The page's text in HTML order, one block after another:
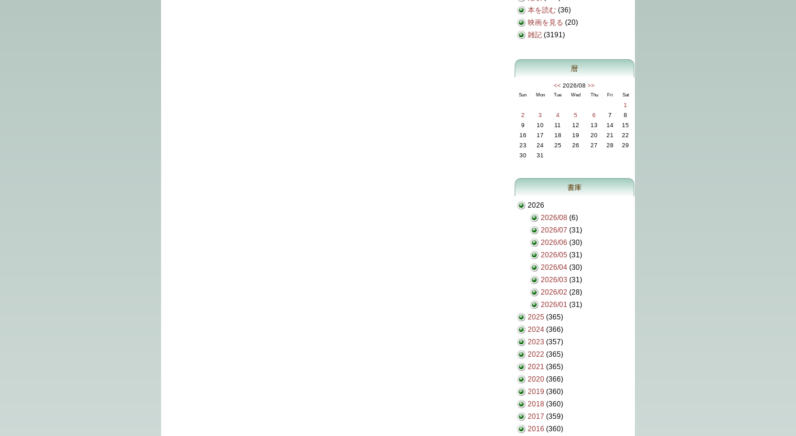
本を読む (36)
映画を見る (20)
雑記 (3191)
暦
<< 2026/08 >>
Sun Mon Tue Wed Thu Fri Sat
1
2
3 4 5 6 7
8
9
10 11 12 13 14
15
16
17 18 19 20 21
22
23
24 25 26 27 28
29
30
31
書庫
2026
2026/08 (6)
2026/07 (31)
2026/06 (30)
2026/05 (31)
2026/04 (30)
2026/03 (31)
2026/02 (28)
2026/01 (31)
2025 (365)
2024 (366)
2023 (357)
2022 (365)
2021 (365)
2020 (366)
2019 (360)
2018 (360)
2017 (359)
2016 (360)